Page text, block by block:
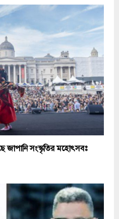
জাপানি সংস্কৃতির মহোৎসবঃ